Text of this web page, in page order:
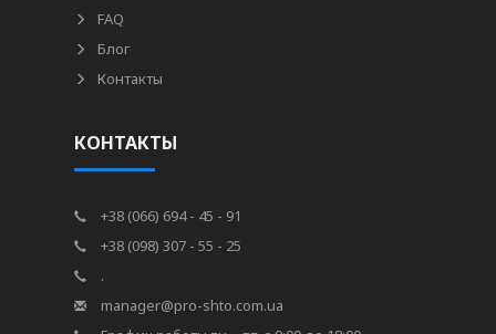
FAQ
Блог
Контакты
КОНТАКТЫ
+38 (066) 694 - 45 - 91
+38 (098) 307 - 55 - 25
.
manager@pro-shto.com.ua